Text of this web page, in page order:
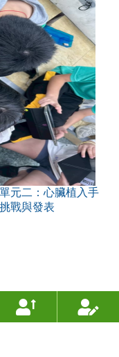
元二：心臟植入手
戰與發表